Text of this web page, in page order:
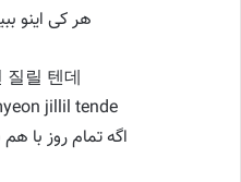
هر کی اینو
질릴 텐데
jillil tende
اگه تمام روز با هم